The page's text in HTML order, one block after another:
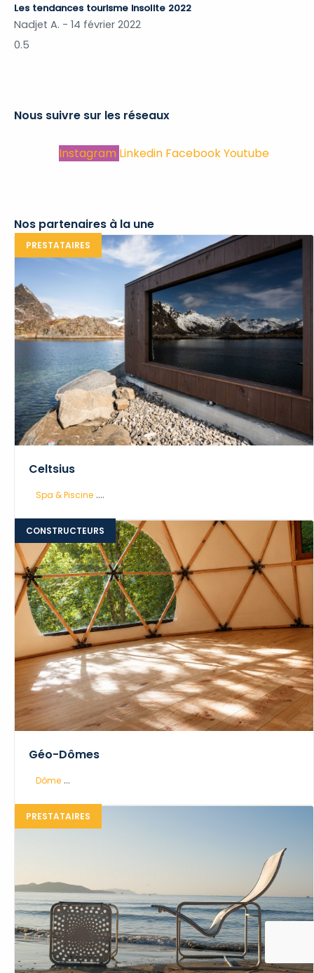
Les tendances tourisme insolite 2022
Nadjet A. 14 février 2022
Nous suivre sur les réseaux
Instagram Linkedin FacebookYoutube
Nos partenaires à la une
PRESTATAIRES
Celtsius
Spa & Piscine ....
CONSTRUCTEURS
Géo-Dômes
Dôme ...
PRESTATAIRES